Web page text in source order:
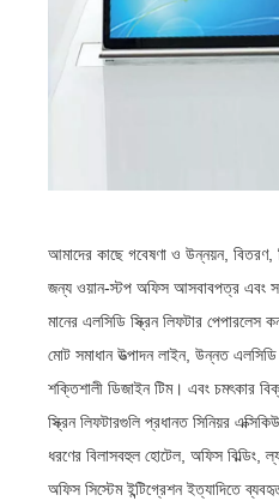
আমাদের কাছে গবেষণা ও উন্নয়ন, বিতরণ,
জন্য ওয়ান-স্টপ অফিস আসবাবপত্র এবং
মানের এলসিডি স্ক্রিন লিফটার পেপারলেস
মোট সমাধান উত্পাদন লাইন, উন্নত এলসিডি
শক্তিশালী ডিজাইন টিম। এবং চমৎকার
স্ক্রিন লিফটারগুলি প্রধানত সিনিয়র
ধরণের বিলাসবহুল হোটেল, অফিস বিল্ডিং,
অফিস সিস্টেম ইন্টিগ্রেশন ইত্যাদিতে